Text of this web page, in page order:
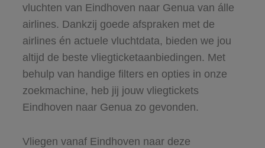
vluchten van Eindhoven naar Genua van álle
airlines. Dankzij goede afspraken met de
airlines én actuele vluchtdata, bieden we jou
altijd de beste vliegticketaanbiedingen. Met
behulp van handige filters en opties in onze
zoekmachine, heb jij jouw vliegtickets
Eindhoven naar Genua zo gevonden.
Vliegen vanaf Eindhoven naar deze